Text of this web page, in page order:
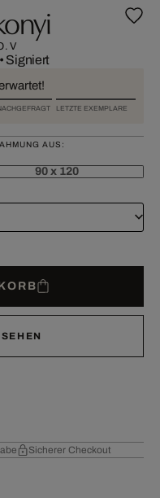
Signiert
LETZTE EXEMPLARE
AUS:
90 x 120
Sicherer Checkout